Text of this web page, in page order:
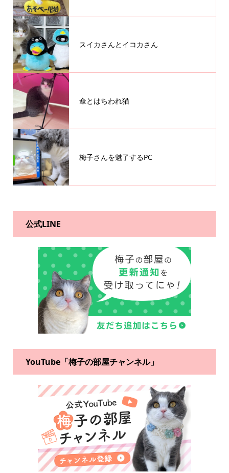
スイカさんとイコカさん
傘とはちわれ猫
梅子さんを魅了するPC
公式LINE
YouTube「梅子の部屋チャンネル」